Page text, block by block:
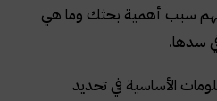
سبب أهمية بحثك وما هي
سدها.
الأساسية في تحديد